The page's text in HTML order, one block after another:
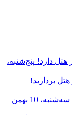
پنج‌شنبه،
سه‌شنبه، 10 بهمن